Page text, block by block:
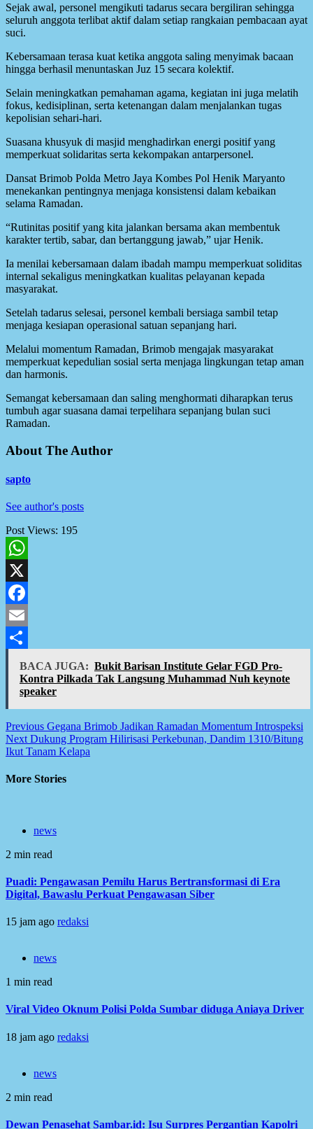
Sejak awal, personel mengikuti tadarus secara bergiliran sehingga
seluruh anggota terlibat aktif dalam setiap rangkaian pembacaan ayat
suci.
Kebersamaan terasa kuat ketika anggota saling menyimak bacaan
hingga berhasil menuntaskan Juz 15 secara kolektif.
Selain meningkatkan pemahaman agama, kegiatan ini juga melatih
fokus, kedisiplinan, serta ketenangan dalam menjalankan tugas
kepolisian sehari-hari.
Suasana khusyuk di masjid menghadirkan energi positif yang
memperkuat solidaritas serta kekompakan antarpersonel.
Dansat Brimob Polda Metro Jaya Kombes Pol Henik Maryanto
menekankan pentingnya menjaga konsistensi dalam kebaikan
selama Ramadan.
“Rutinitas positif yang kita jalankan bersama akan membentuk
karakter tertib, sabar, dan bertanggung jawab,” ujar Henik.
Ia menilai kebersamaan dalam ibadah mampu memperkuat soliditas
internal sekaligus meningkatkan kualitas pelayanan kepada
masyarakat.
Setelah tadarus selesai, personel kembali bersiaga sambil tetap
menjaga kesiapan operasional satuan sepanjang hari.
Melalui momentum Ramadan, Brimob mengajak masyarakat
memperkuat kepedulian sosial serta menjaga lingkungan tetap aman
dan harmonis.
Semangat kebersamaan dan saling menghormati diharapkan terus
tumbuh agar suasana damai terpelihara sepanjang bulan suci
Ramadan.
About The Author
sapto
See author's posts
Post Views: 195
WhatsApp
X
Facebook
Email
Share
BACA JUGA: Bukit Barisan Institute Gelar FGD Pro-
Kontra Pilkada Tak Langsung Muhammad Nuh keynote
speaker
Post
navigation
Previous Gegana Brimob Jadikan Ramadan Momentum Introspeksi
Next Dukung Program Hilirisasi Perkebunan, Dandim 1310/Bitung
Ikut Tanam Kelapa
More Stories
news
2 min read
Puadi: Pengawasan Pemilu Harus Bertransformasi di Era
Digital, Bawaslu Perkuat Pengawasan Siber
15 jam ago redaksi
news
1 min read
Viral Video Oknum Polisi Polda Sumbar diduga Aniaya Driver
18 jam ago redaksi
news
2 min read
Dewan Penasehat Sambar.id: Isu Surpres Pergantian Kapolri